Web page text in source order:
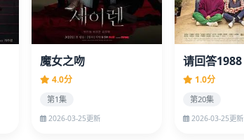
魔女之吻
4.0分
第1集
2026-03-25更新
请回答1988
1.0分
第20集
2026-03-25更新